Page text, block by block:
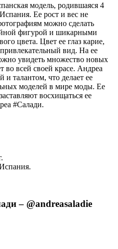
модель, родившаяся 4
Ее рост и вес не
можно сделать
фигурой и шикарными
цвета. Цвет ее глаз карие,
вид. На ее
увидеть множество новых
во всей своей красе. Андреа
и талантом, что делает ее
моделей в мире моды. Ее
восхищаться ее
#Салади.
– @andreasaladie